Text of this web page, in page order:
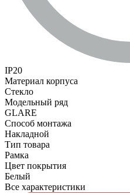
IP20
Материал корпуса
Стекло
Модельный ряд
GLARE
Способ монтажа
Накладной
Тип товара
Рамка
Цвет покрытия
Белый
Все характеристики